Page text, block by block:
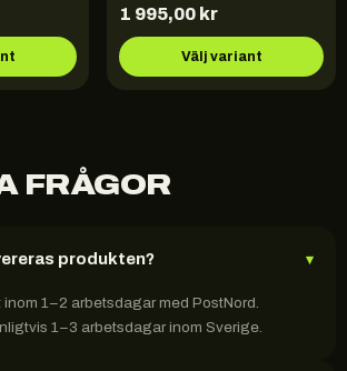
1 995,00 kr
Välj variant
FRÅGOR
produkten? ▾
inom 1–2 arbetsdagar med PostNord.
1–3 arbetsdagar inom Sverige.